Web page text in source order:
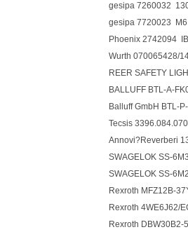
gesipa 7260032
gesipa 7720023
Phoenix 2742094
Wurth 070065428/
REER SAFETY
BALLUFF BTL-A-
Balluff GmbH BTL-
Tecsis
Annovi?Reverberi
SWAGELOK SS-
SWAGELOK SS-
Rexroth MFZ12B-
Rexroth 4WE6J62/
Rexroth DBW30B2-